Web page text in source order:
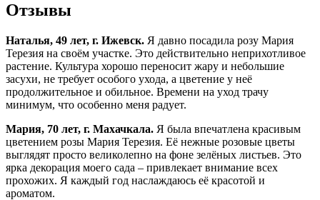
Отзывы
Наталья, 49 лет, г. Ижевск. Я давно посадила розу Мария
Терезия на своём участке. Это действительно неприхотливое
растение. Культура хорошо переносит жару и небольшие
засухи, не требует особого ухода, а цветение у неё
продолжительное и обильное. Времени на уход трачу
минимум, что особенно меня радует.
Мария, 70 лет, г. Махачкала. Я была впечатлена красивым
цветением розы Мария Терезия. Её нежные розовые цветы
выглядят просто великолепно на фоне зелёных листьев. Это
ярка декорация моего сада – привлекает внимание всех
прохожих. Я каждый год наслаждаюсь её красотой и
ароматом.